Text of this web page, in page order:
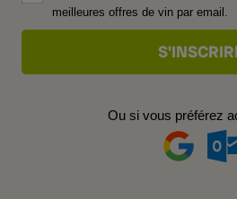
meilleures offres de vin par email.
Ou si vous préférez